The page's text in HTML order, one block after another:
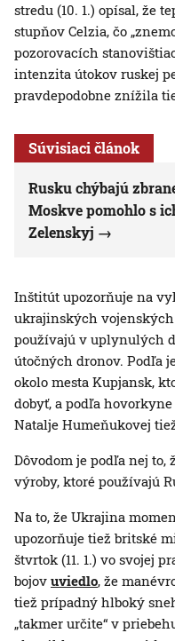
stredu (10. 1.) opísal, že
stupňov Celzia, čo
pozorovacích
intenzita útokov ruskej
pravdepodobne znížila
Súvisiaci článok
Rusku chýbajú
Moskve pomohlo s
Zelenskyj
Inštitút upozorňuje na
ukrajinských
používajú v uplynulých
útočných dronov. Podľa
okolo mesta Kupjansk,
dobyť, a podľa
Natalje Humeňukovej
Dôvodom je podľa nej
výroby, ktoré používajú
Na to, že Ukrajina
upozorňuje tiež britské
štvrtok (11. 1.) vo svojej
bojov uviedlo, že
tiež prípadný hlboký
„takmer určite“ v